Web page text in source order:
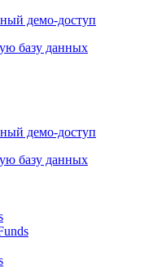
демо-доступ
базу данных
демо-доступ
базу данных